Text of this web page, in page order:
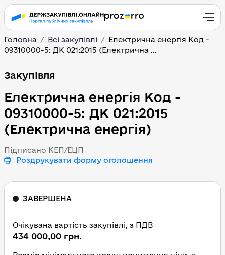
Головна Всі закупівлі
Електрична енергія Код -
09310000-5: ДК 021:2015 (Електрична ...
Електрична енергія
Закупівля
Електрична енергія Код -
09310000-5: ДК 021:2015
(Електрична енергія)
Підписано КЕП/ЕЦП
Роздрукувати форму оголошення
ЗАВЕРШЕНА
Очікувана вартість закупівлі, з ПДВ
434 000,00 грн.